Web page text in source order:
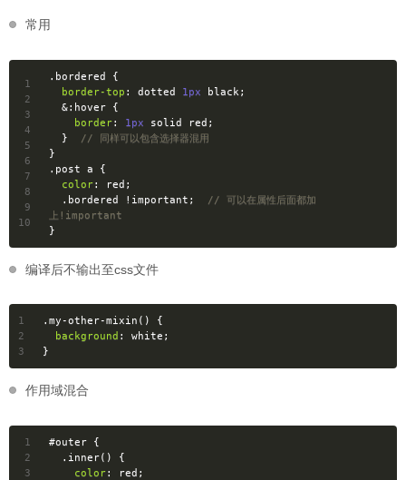
常用
1
2
3
4
5
6
7
8
9
10
.bordered {
border-top : dotted 1px black;
&:hover {
border: 1px solid red;
  }
// 同样可以包含选择器混用
}
.post a {
color: red;
.bordered !important;
// 可以在属性后面都加
上!important
}
编译后不输出至css文件
1
2
3
.my-other-mixin () {
background : white;
}
作用域混合
1
2
3
#outer {
.inner() {
color: red;